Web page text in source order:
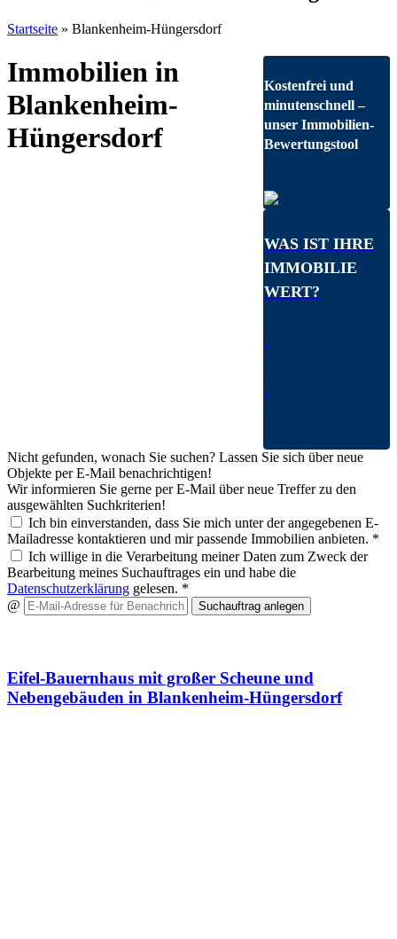
Startseite » Blankenheim-Hüngersdorf
Kostenfrei und
minutenschnell –
unser Immobilien-
Bewertungstool
WAS IST IHRE
IMMOBILIE
WERT?
Immobilien in
Blankenheim-
Hüngersdorf
Nicht gefunden, wonach Sie suchen? Lassen Sie sich über neue
Objekte per E-Mail benachrichtigen!
Wir informieren Sie gerne per E-Mail über neue Treffer zu den
ausgewählten Suchkriterien!
Ich bin einverstanden, dass Sie mich unter der angegebenen E-
Mailadresse kontaktieren und mir passende Immobilien anbieten. *
Ich willige in die Verarbeitung meiner Daten zum Zweck der
Bearbeitung meines Suchauftrages ein und habe die
Datenschutzerklärung gelesen. *
@
Suchauftrag anlegen
Eifel-Bauernhaus mit großer Scheune und
Nebengebäuden in Blankenheim-Hüngersdorf